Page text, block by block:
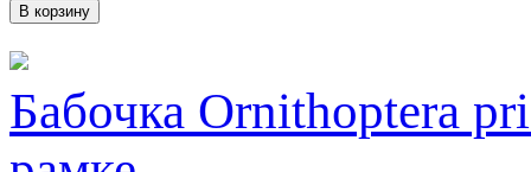
В корзину
Бабочка Ornithoptera